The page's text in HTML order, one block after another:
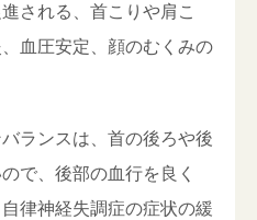
される、首こりや肩こ
血圧安定、顔のむくみの
ランスは、首の後ろや後
で、後部の血行を良く
律神経失調症の症状の緩